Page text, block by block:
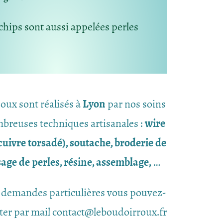
sont aussi appelées perles
sont réalisés àLyonpar nos soins
techniques artisanales :wire
torsadé), soutache, broderie de
de perles, résine, assemblage,…
particulières vous pouvez-
par mail contact@leboudoirroux.fr